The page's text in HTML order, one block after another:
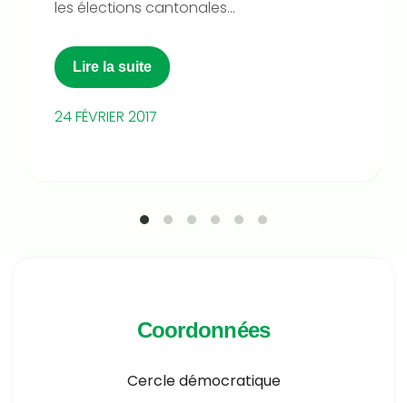
les élections cantonales...
Lire la suite
24 FÉVRIER 2017
Coordonnées
Cercle démocratique